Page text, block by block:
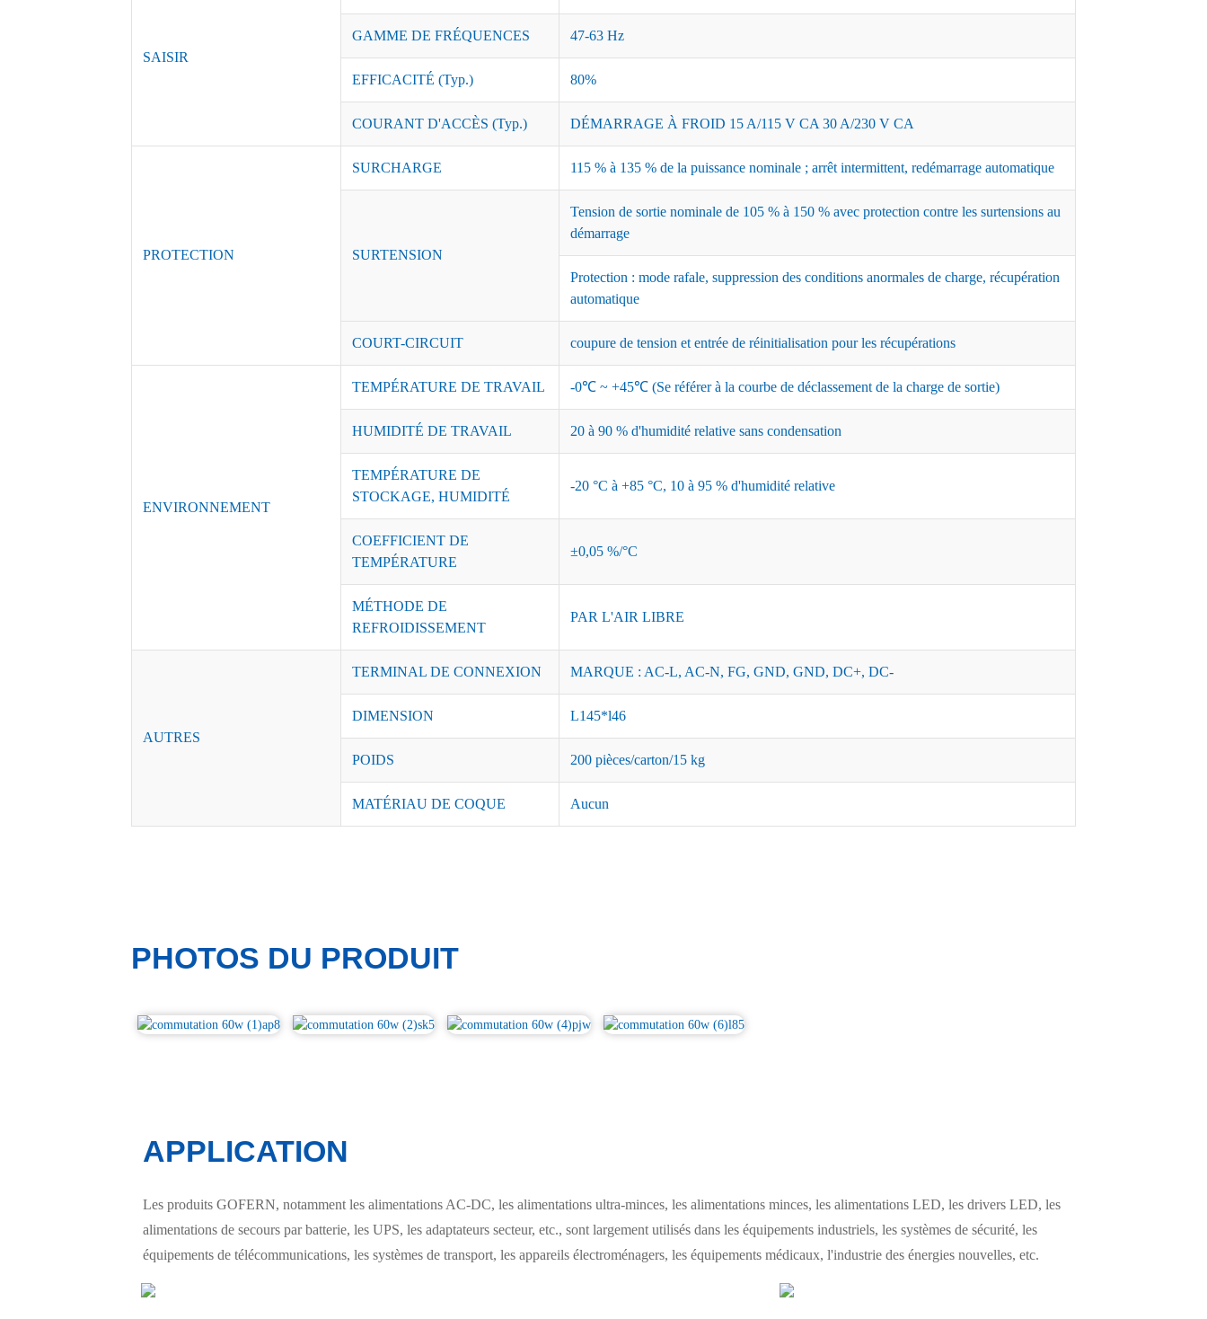
SAISIR
GAMME DE FRÉQUENCES 47-63 Hz
EFFICACITÉ (Typ.) 80%
COURANT D'ACCÈS (Typ.) DÉMARRAGE À FROID 15 A/115 V CA 30 A/230 V CA
PROTECTION
SURCHARGE 115 % à 135 % de la puissance nominale ; arrêt intermittent, redémarrage automatique
SURTENSION
Tension de sortie nominale de 105 % à 150 % avec protection contre les surtensions au
démarrage
Protection : mode rafale, suppression des conditions anormales de charge, récupération
automatique
COURT-CIRCUIT coupure de tension et entrée de réinitialisation pour les récupérations
ENVIRONNEMENT
TEMPÉRATURE DE TRAVAIL -0℃ ~ +45℃ (Se référer à la courbe de déclassement de la charge de sortie)
HUMIDITÉ DE TRAVAIL 20 à 90 % d'humidité relative sans condensation
TEMPÉRATURE DE
STOCKAGE, HUMIDITÉ
-20 °C à +85 °C, 10 à 95 % d'humidité relative
COEFFICIENT DE
TEMPÉRATURE
±0,05 %/°C
MÉTHODE DE
REFROIDISSEMENT
PAR L'AIR LIBRE
AUTRES
TERMINAL DE CONNEXION MARQUE : AC-L, AC-N, FG, GND, GND, DC+, DC-
DIMENSION L145*l46
POIDS 200 pièces/carton/15 kg
MATÉRIAU DE COQUE Aucun
PHOTOS DU PRODUIT
APPLICATION
Les produits GOFERN, notamment les alimentations AC-DC, les alimentations ultra-minces, les alimentations minces, les alimentations LED, les drivers LED, les
alimentations de secours par batterie, les UPS, les adaptateurs secteur, etc., sont largement utilisés dans les équipements industriels, les systèmes de sécurité, les
équipements de télécommunications, les systèmes de transport, les appareils électroménagers, les équipements médicaux, l'industrie des énergies nouvelles, etc.